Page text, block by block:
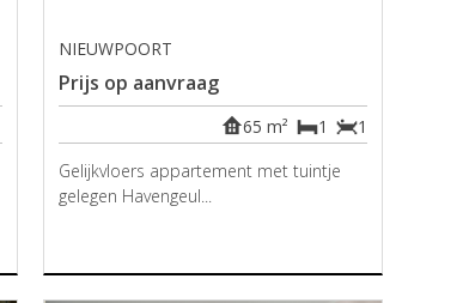
NIEUWPOORT
Prijs op aanvraag
1
1
65 m²
Gelijkvloers appartement met tuintje
gelegen Havengeul...